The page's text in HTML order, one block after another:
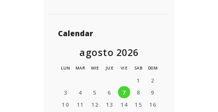
Calendar
agosto 2026
LUN MAR MIE JUE VIE SAB DOM
1
2
3
4 5 6 7 8
9
10
11 12 13 14 15
16